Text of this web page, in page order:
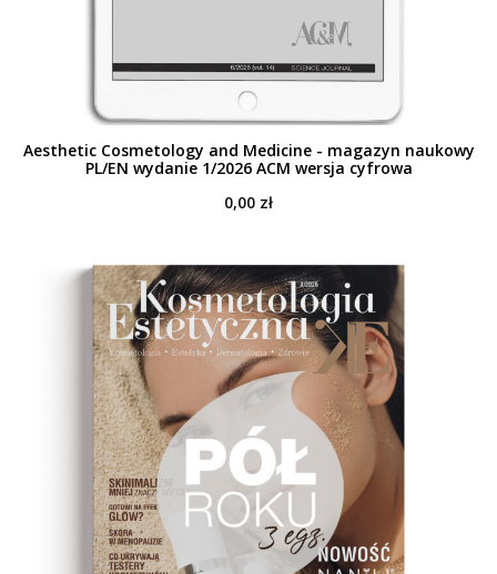
Aesthetic Cosmetology and Medicine - magazyn naukowy
PL/EN wydanie 1/2026 ACM wersja cyfrowa
0,00 zł